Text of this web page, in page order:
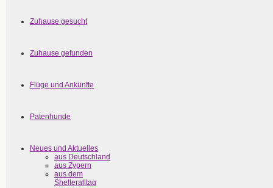
Zuhause gesucht
Zuhause gefunden
Flüge und Ankünfte
Patenhunde
Neues und Aktuelles
aus Deutschland
aus Zypern
aus dem
Shelteralltag